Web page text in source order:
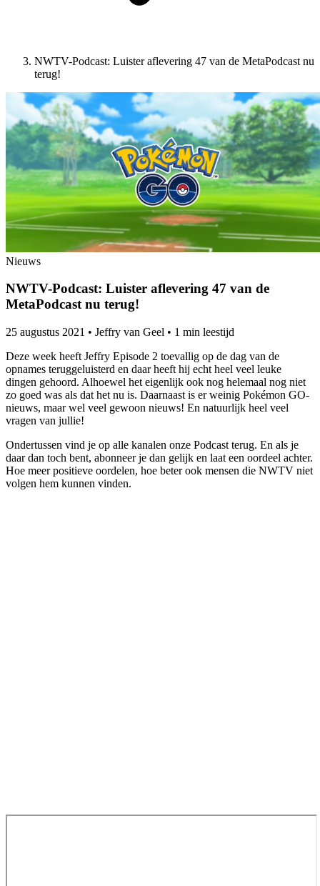
NWTV-Podcast: Luister aflevering 47 van de MetaPodcast nu
terug!
Nieuws
NWTV-Podcast: Luister aflevering 47 van de
MetaPodcast nu terug!
25 augustus 2021 • Jeffry van Geel • 1 min leestijd
Deze week heeft Jeffry Episode 2 toevallig op de dag van de
opnames teruggeluisterd en daar heeft hij echt heel veel leuke
dingen gehoord. Alhoewel het eigenlijk ook nog helemaal nog niet
zo goed was als dat het nu is. Daarnaast is er weinig Pokémon GO-
nieuws, maar wel veel gewoon nieuws! En natuurlijk heel veel
vragen van jullie!
Ondertussen vind je op alle kanalen onze Podcast terug. En als je
daar dan toch bent, abonneer je dan gelijk en laat een oordeel achter.
Hoe meer positieve oordelen, hoe beter ook mensen die NWTV niet
volgen hem kunnen vinden.